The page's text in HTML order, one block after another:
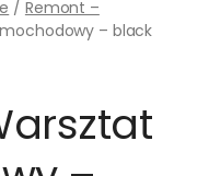
/ Remont –
– black